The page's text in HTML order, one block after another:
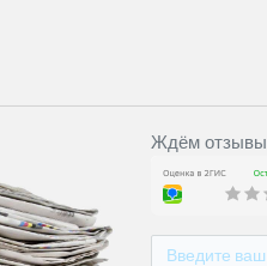
Ждём отзывы